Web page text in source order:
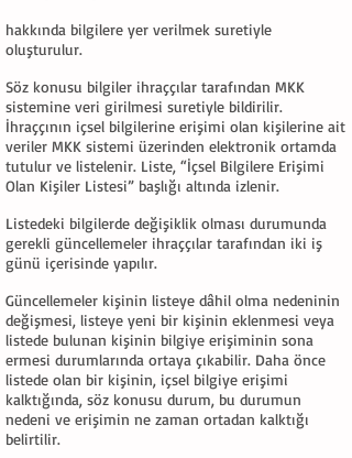
hakkında bilgilere yer verilmek suretiyle
oluşturulur.
Söz konusu bilgiler ihraççılar tarafından MKK
sistemine veri girilmesi suretiyle bildirilir.
İhraççının içsel bilgilerine erişimi olan kişilerine ait
veriler MKK sistemi üzerinden elektronik ortamda
tutulur ve listelenir. Liste, “İçsel Bilgilere Erişimi
Olan Kişiler Listesi” başlığı altında izlenir.
Listedeki bilgilerde değişiklik olması durumunda
gerekli güncellemeler ihraççılar tarafından iki iş
günü içerisinde yapılır.
Güncellemeler kişinin listeye dâhil olma nedeninin
değişmesi, listeye yeni bir kişinin eklenmesi veya
listede bulunan kişinin bilgiye erişiminin sona
ermesi durumlarında ortaya çıkabilir. Daha önce
listede olan bir kişinin, içsel bilgiye erişimi
kalktığında, söz konusu durum, bu durumun
nedeni ve erişimin ne zaman ortadan kalktığı
belirtilir.